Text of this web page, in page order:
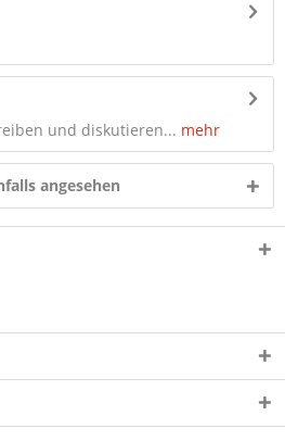
und diskutieren... mehr
angesehen